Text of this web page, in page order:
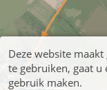
Deze website
te gebruiken, gaat
gebruik maken.